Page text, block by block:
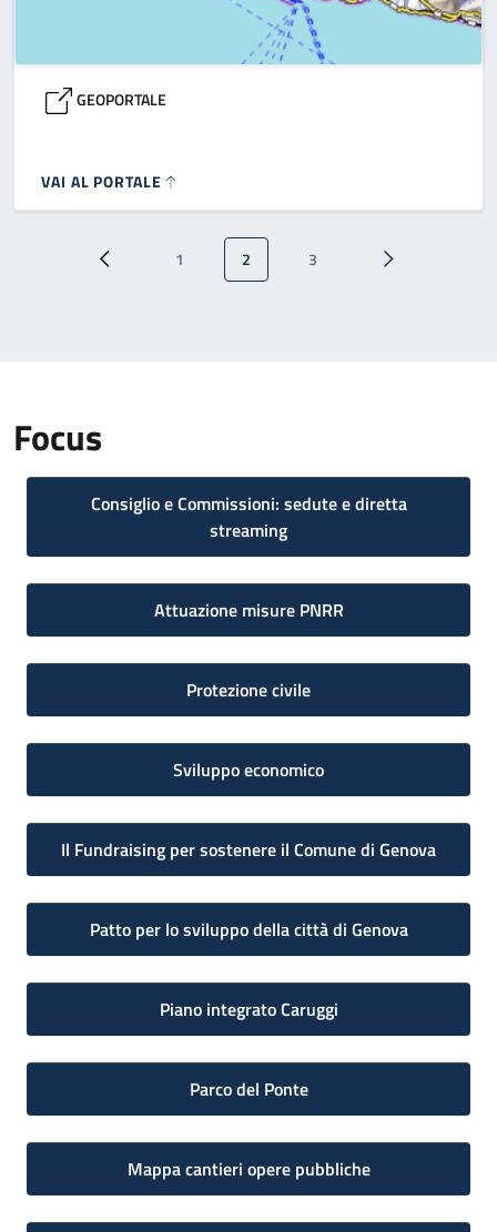
GEOPORTALE
VAI AL PORTALE
Paginazione
Pagina precedente
Pagina
1 Pagina attuale
2 Pagina
3 Pagina
Focus
Consiglio e Commissioni: sedute e diretta
streaming
Attuazione misure PNRR
Protezione civile
Sviluppo economico
Il Fundraising per sostenere il Comune di Genova
Patto per lo sviluppo della città di Genova
Piano integrato Caruggi
Parco del Ponte
Mappa cantieri opere pubbliche